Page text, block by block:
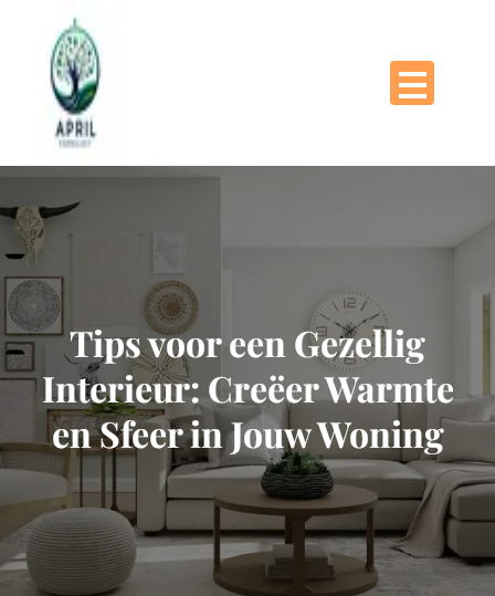
Tips voor een Gezellig
Interieur: Creëer Warmte
en Sfeer in Jouw Woning